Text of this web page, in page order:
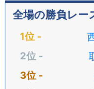
全場の勝負レー